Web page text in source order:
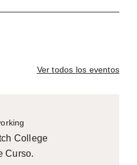
Ver todos los eventos
College
Curso.